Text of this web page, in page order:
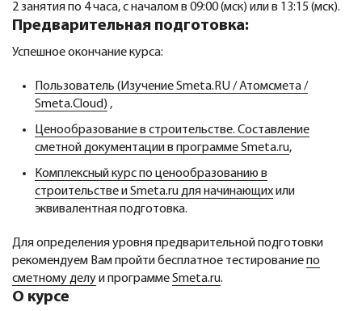
2 занятия по 4 часа, с началом в 09:00 (мск) или в 13:15 (мск).
Предварительная подготовка:
Успешное окончание курса:
Пользователь (Изучение Smeta.RU / Атомсмета /
Smeta.Cloud) ,
Ценообразование в строительстве. Составление
сметной документации в программе Smeta.ru,
Комплексный курс по ценообразованию в
строительстве и Smeta.ru для начинающихили
эквивалентная подготовка.
Для определения уровня предварительной подготовки
рекомендуем Вам пройти бесплатное тестированиепо
сметному делуи программеSmeta.ru.
О курсе